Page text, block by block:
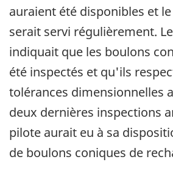
auraient été disponibles et
serait servi régulièrement.
indiquait que les boulons
été inspectés et qu'ils
tolérances dimensionnelles
deux dernières inspections
pilote aurait eu à sa
de boulons coniques de